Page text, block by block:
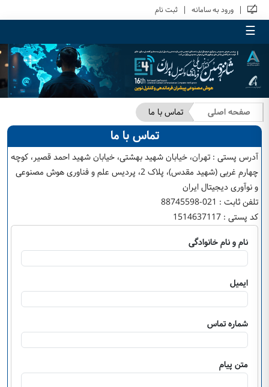
| ورود به سامانه | ثبت نام
☰
صفحه اصلی تماس با ما
تماس با ما
آدرس پستی : تهران، خیابان شهید بهشتی، خیابان شهید احمد قصیر، کوچه
چهارم غربی (شهید مقدس)، پلاک 2، پردیس علم و فناوری هوش مصنوعی
و نوآوری دیجیتال ایران
تلفن ثابت : 021-88745598
کد پستی : 1514637117
نام و نام خانوادگی
ایمیل
شماره تماس
متن پیام